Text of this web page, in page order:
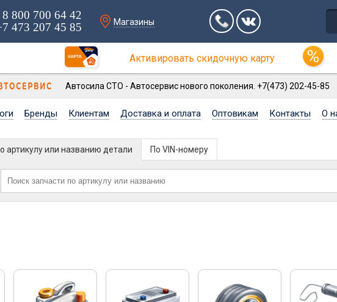
8 800 700 64 42
473 207 45 85
Магазины
Активировать скидочную карту
Автосила СТО - Автосервис нового поколения. +7(473) 202-45-85
Бренды Клиентам Доставка и оплата Оптовикам Контакты О
артикулу или названию детали По VIN-номеру